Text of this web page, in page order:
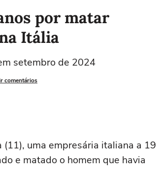
por matar
Itália
setembro de 2024
comentários
uma empresária italiana a 19
e matado o homem que havia